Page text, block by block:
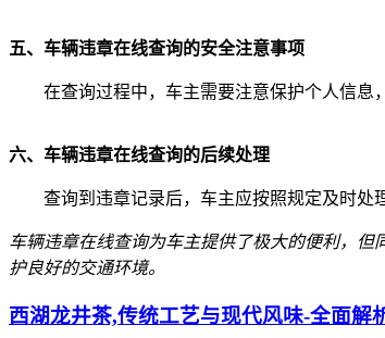
五、车辆违章在线查询的安全注意事项
在查询过程中，车主需要注意保护个人信息
六、车辆违章在线查询的后续处理
查询到违章记录后，车主应按照规定及时处
车辆违章在线查询为车主提供了极大的便利，
护良好的交通环境。
西湖龙井茶,传统工艺与现代风味-全面解